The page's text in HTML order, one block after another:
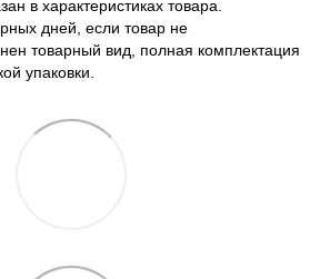
в характеристиках товара.
дней, если товар не
товарный вид, полная комплектация
упаковки.